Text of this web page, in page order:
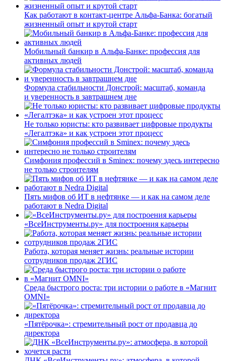
Как работают в контакт-центре Альфа-Банка: богатый
жизненный опыт и крутой старт
Мобильный банкир в Альфа-Банке: профессия для
активных людей
Формула стабильности Донстрой: масштаб, команда
и уверенность в завтрашнем дне
Не только юристы: кто развивает цифровые продукты
«Легалтэка» и как устроен этот процесс
Симфония профессий в Sminex: почему здесь интересно
не только строителям
Пять мифов об ИТ в нефтянке — и как на самом деле
работают в Nedra Digital
«ВсеИнструменты.ру» для построения карьеры
Работа, которая меняет жизнь: реальные истории
сотрудников продаж 2ГИС
Среда быстрого роста: три истории о работе в «Магнит
OMNI»
«Пятёрочка»: стремительный рост от продавца до
директора